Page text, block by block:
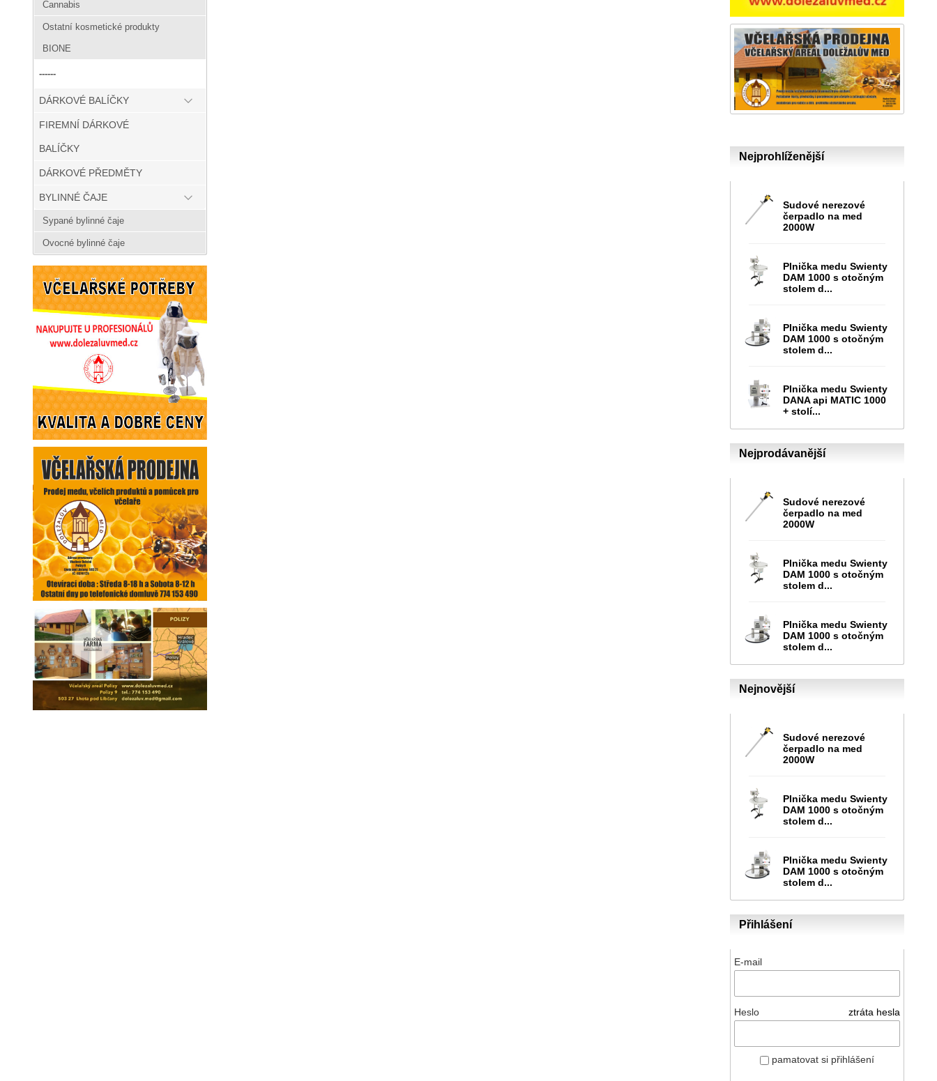
Cannabis
Ostatní kosmetické produkty
BIONE
------
DÁRKOVÉ BALÍČKY
FIREMNÍ DÁRKOVÉ
BALÍČKY
DÁRKOVÉ PŘEDMĚTY
BYLINNÉ ČAJE
Sypané bylinné čaje
Ovocné bylinné čaje
Nejprohlíženější
Sudové nerezové
čerpadlo na med
2000W
Plnička medu Swienty
DAM 1000 s otočným
stolem d...
Plnička medu Swienty
DAM 1000 s otočným
stolem d...
Plnička medu Swienty
DANA api MATIC 1000
+ stolí...
Nejprodávanější
Sudové nerezové
čerpadlo na med
2000W
Plnička medu Swienty
DAM 1000 s otočným
stolem d...
Plnička medu Swienty
DAM 1000 s otočným
stolem d...
Nejnovější
Sudové nerezové
čerpadlo na med
2000W
Plnička medu Swienty
DAM 1000 s otočným
stolem d...
Plnička medu Swienty
DAM 1000 s otočným
stolem d...
Přihlášení
E-mail
Heslo ztráta hesla
pamatovat si přihlášení